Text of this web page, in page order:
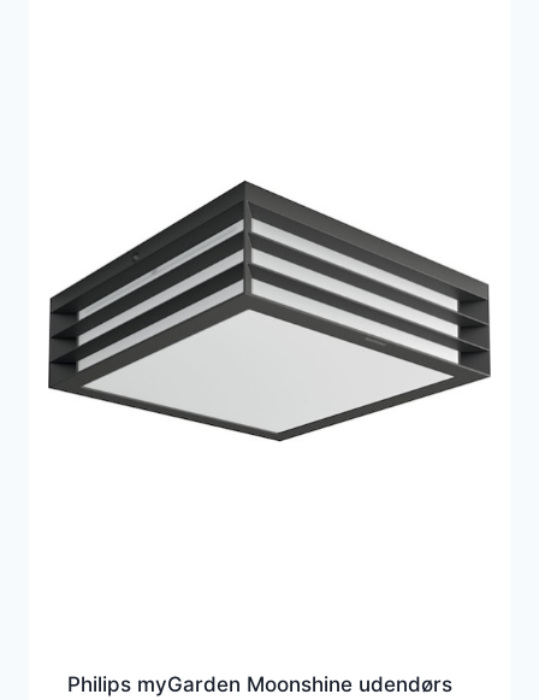
Philips myGarden Moonshine udendørs